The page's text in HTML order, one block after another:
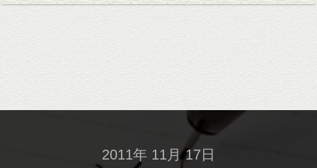
2011年 11月 17日